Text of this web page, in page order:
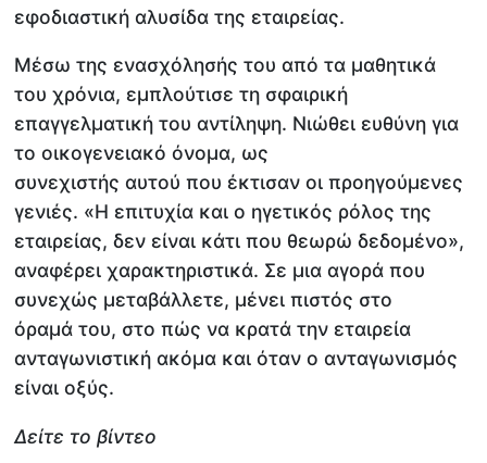
εφοδιαστική αλυσίδα της εταιρείας.
Μέσω της ενασχόλησής του από τα μαθητικά
του χρόνια, εμπλούτισε τη σφαιρική
επαγγελματική του αντίληψη. Νιώθει ευθύνη για
το οικογενειακό όνομα, ως
συνεχιστής αυτού που έκτισαν οι προηγούμενες
γενιές. «Η επιτυχία και ο ηγετικός ρόλος της
εταιρείας, δεν είναι κάτι που θεωρώ δεδομένο»,
αναφέρει χαρακτηριστικά. Σε μια αγορά που
συνεχώς μεταβάλλετε, μένει πιστός στο
όραμά του, στο πώς να κρατά την εταιρεία
ανταγωνιστική ακόμα και όταν ο ανταγωνισμός
είναι οξύς.
Δείτε το βίντεο